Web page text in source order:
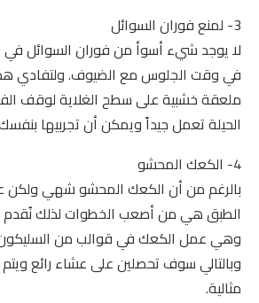
3- لمنع فوران السوائل
لا يوجد شيء أسوأ من فوران السوائل
في وقت الجلوس مع الضيوف. ولتفادي
ملعقة خشبية على سطح الغلاية لوقف
الحيلة تعمل جيداً ويمكن أن تجربيها
4- الكعك المحشو
بالرغم من أن الكعك المحشو شهي ولكن
الطبق هي من أصعب الخطوات لذلك نُقدم
وهي عمل الكعك في قوالب من السليكون
وبالتالي سوف تحصلين على عشاء رائع
مثالية.